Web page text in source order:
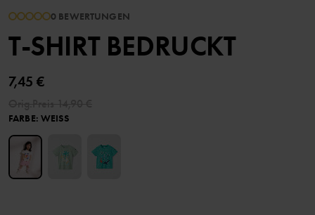
0 BEWERTUNGEN
T-SHIRT BEDRUCKT
7,45 €
FARBE: WEISS